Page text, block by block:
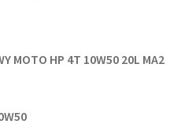
MOTO HP 4T 10W50 20L MA2